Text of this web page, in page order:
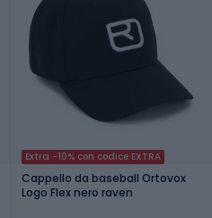
Extra -10% con codice EXTRA
Cappello da baseball Ortovox
Logo Flex nero raven